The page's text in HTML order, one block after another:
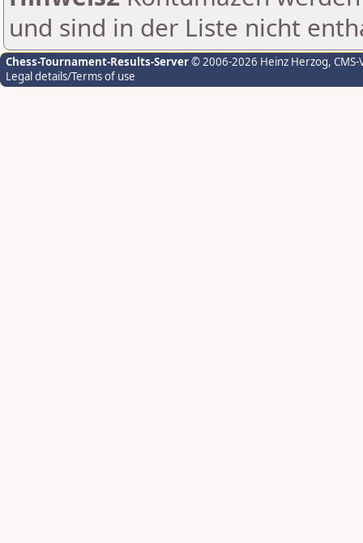
und sind in der Liste nicht
Chess-Tournament-Results-Server© 2006-2026 Heinz Herzog,
Legal details/Terms of use